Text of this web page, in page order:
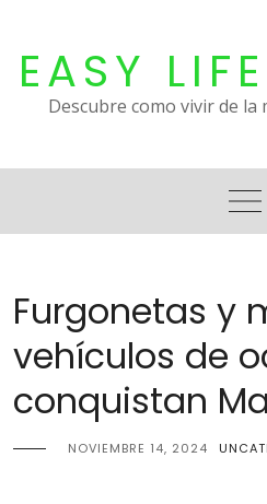
content
EASY
Descubre como vivir de
Furgonetas y
vehículos de
conquistan
NOVIEMBRE 14, 2024